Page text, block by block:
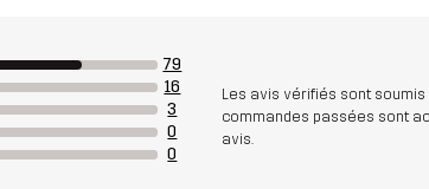
79
16
3
0
0
Les avis vérifiés sont
commandes passées sont
avis.